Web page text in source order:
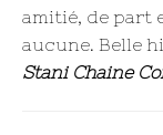
amitié, de part
aucune. Belle
Stani Chaine